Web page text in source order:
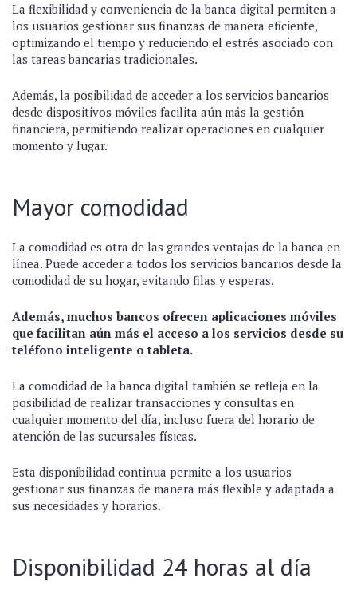
La flexibilidad y conveniencia de la banca digital permiten a
los usuarios gestionar sus finanzas de manera eficiente,
optimizando el tiempo y reduciendo el estrés asociado con
las tareas bancarias tradicionales.
Además, la posibilidad de acceder a los servicios bancarios
desde dispositivos móviles facilita aún más la gestión
financiera, permitiendo realizar operaciones en cualquier
momento y lugar.
Mayor comodidad
La comodidad es otra de las grandes ventajas de la banca en
línea. Puede acceder a todos los servicios bancarios desde la
comodidad de su hogar, evitando filas y esperas.
Además, muchos bancos ofrecen aplicaciones móviles
que facilitan aún más el acceso a los servicios desde su
teléfono inteligente o tableta.
La comodidad de la banca digital también se refleja en la
posibilidad de realizar transacciones y consultas en
cualquier momento del día, incluso fuera del horario de
atención de las sucursales físicas.
Esta disponibilidad continua permite a los usuarios
gestionar sus finanzas de manera más flexible y adaptada a
sus necesidades y horarios.
Disponibilidad 24 horas al día